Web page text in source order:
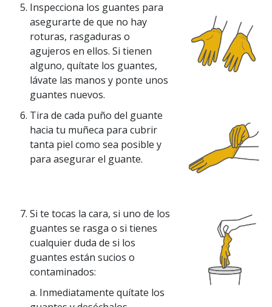
Inspecciona los guantes para
asegurarte de que no hay
roturas, rasgaduras o
agujeros en ellos. Si tienen
alguno, quítate los guantes,
lávate las manos y ponte unos
guantes nuevos.
Tira de cada puño del guante
hacia tu muñeca para cubrir
tanta piel como sea posible y
para asegurar el guante.
Si te tocas la cara, si uno de los
guantes se rasga o si tienes
cualquier duda de si los
guantes están sucios o
contaminados:
a. Inmediatamente quítate los